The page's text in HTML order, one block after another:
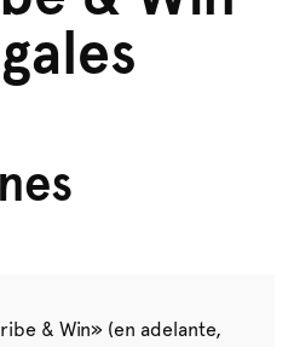
& Win» (en adelante,